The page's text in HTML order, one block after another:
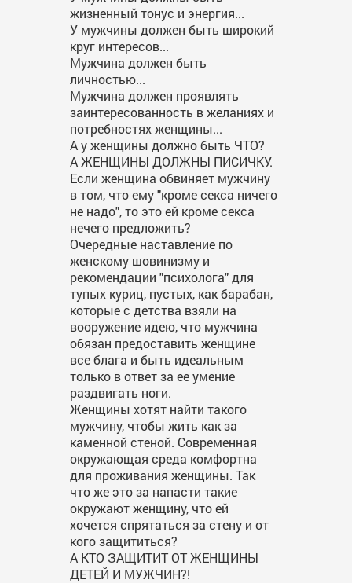
жизненный тонус и энергия...
У мужчины должен быть широкий
круг интересов...
Мужчина должен быть
личностью...
Мужчина должен проявлять
заинтересованность в желаниях и
потребностях женщины...
А у женщины должно быть ЧТО?
А ЖЕНЩИНЫ ДОЛЖНЫ ПИСИЧКУ.
Если женщина обвиняет мужчину
в том, что ему "кроме секса ничего
не надо", то это ей кроме секса
нечего предложить?
Очередные наставление по
женскому шовинизму и
рекомендации "психолога" для
тупых куриц, пустых, как барабан,
которые с детства взяли на
вооружение идею, что мужчина
обязан предоставить женщине
все блага и быть идеальным
только в ответ за ее умение
раздвигать ноги.
Женщины хотят найти такого
мужчину, чтобы жить как за
каменной стеной. Современная
окружающая среда комфортна
для проживания женщины. Так
что же это за напасти такие
окружают женщину, что ей
хочется спрятаться за стену и от
кого защититься?
А КТО ЗАЩИТИТ ОТ ЖЕНЩИНЫ
ДЕТЕЙ И МУЖЧИН?!